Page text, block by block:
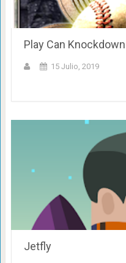
Play Can
15 Julio, 2019
Jetfly